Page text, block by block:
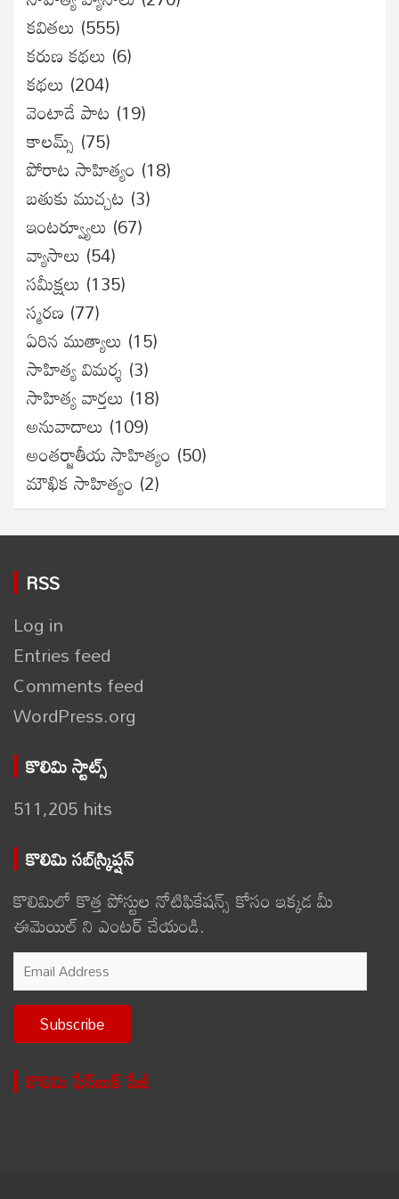
కవితలు (555)
కరుణ కథలు (6)
కథలు (204)
వెంటాడే పాట (19)
కాలమ్స్ (75)
పోరాట సాహిత్యం (18)
బతుకు ముచ్చట (3)
ఇంటర్వ్యూలు (67)
వ్యాసాలు (54)
సమీక్షలు (135)
స్మరణ (77)
ఏరిన ముత్యాలు (15)
సాహిత్య విమర్శ (3)
సాహిత్య వార్తలు (18)
అనువాదాలు (109)
అంతర్జాతీయ సాహిత్యం (50)
మౌఖిక సాహిత్యం (2)
RSS
Log in
Entries feed
Comments feed
WordPress.org
కొలిమి స్టాట్స్
511,205 hits
కొలిమి సబ్‌స్క్రిప్షన్
కొలిమిలో కొత్త పోస్టుల నోటిఫికేషన్స్ కోసం ఇక్కడ మీ
ఈమెయిల్ ని ఎంటర్ చేయండి.
Email
Address
Subscribe
కొలిమి ఫేస్‌బుక్ పేజీ